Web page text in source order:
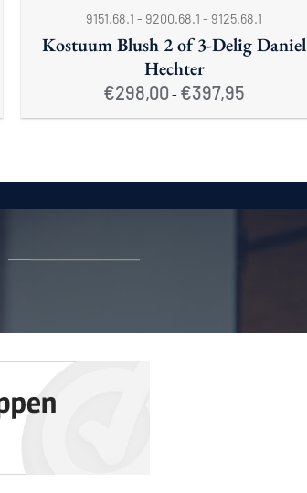
9151.68.1 - 9200.68.1 - 9125.68.1
Kostuum Blush 2 of 3-Delig Daniel
Hechter
€298,00 - €397,95